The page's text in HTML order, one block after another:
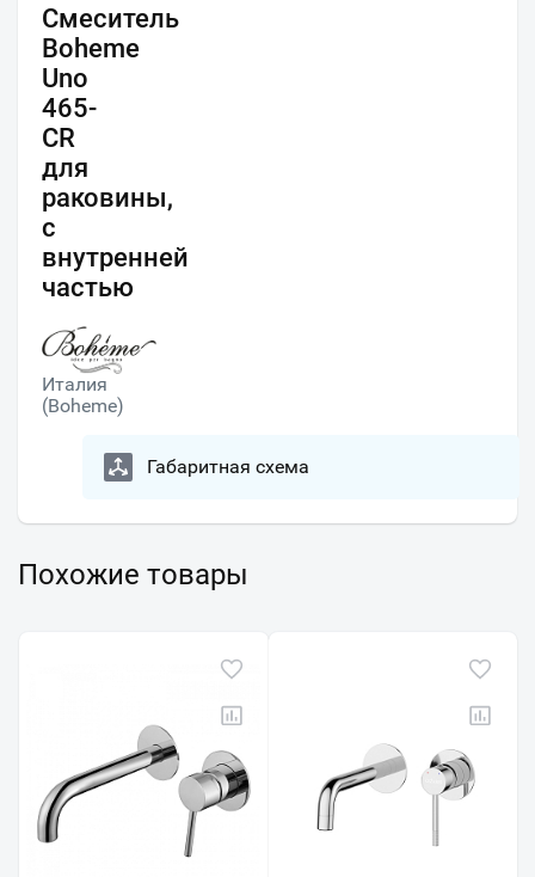
Смеситель
Boheme
Uno
465-
CR
для
раковины,
с
внутренней
частью
Италия
(Boheme)
Габаритная схема
Похожие товары